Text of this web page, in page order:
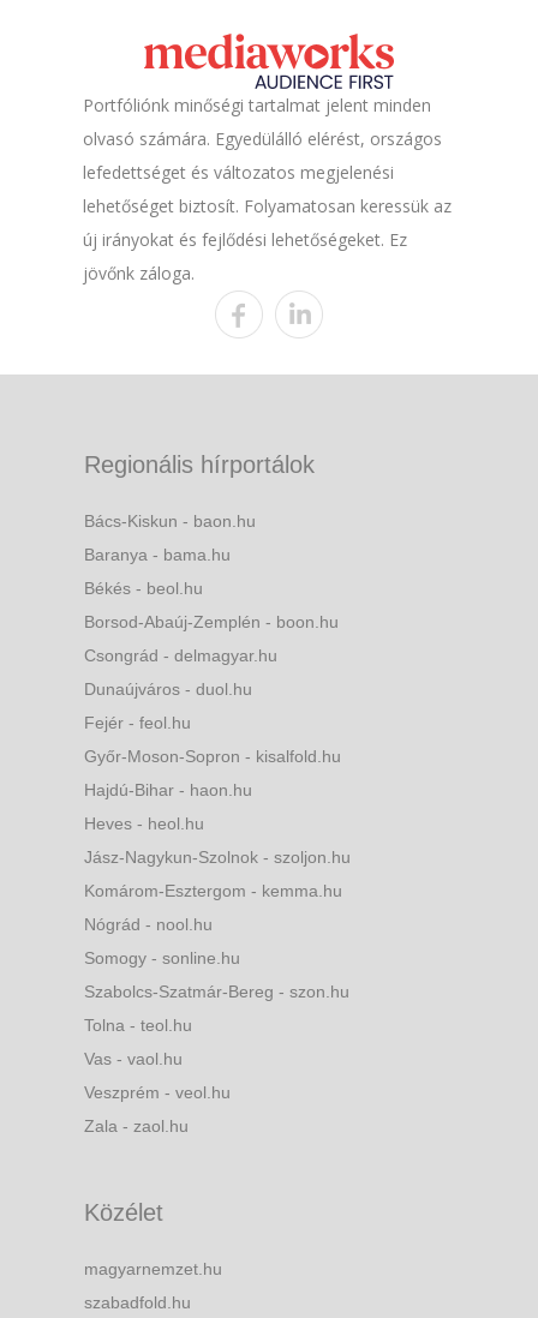
Portfóliónk minőségi tartalmat jelent minden
olvasó számára. Egyedülálló elérést, országos
lefedettséget és változatos megjelenési
lehetőséget biztosít. Folyamatosan keressük az
új irányokat és fejlődési lehetőségeket. Ez
jövőnk záloga.
Regionális hírportálok
Bács-Kiskun - baon.hu
Baranya - bama.hu
Békés - beol.hu
Borsod-Abaúj-Zemplén - boon.hu
Csongrád - delmagyar.hu
Dunaújváros - duol.hu
Fejér - feol.hu
Győr-Moson-Sopron - kisalfold.hu
Hajdú-Bihar - haon.hu
Heves - heol.hu
Jász-Nagykun-Szolnok - szoljon.hu
Komárom-Esztergom - kemma.hu
Nógrád - nool.hu
Somogy - sonline.hu
Szabolcs-Szatmár-Bereg - szon.hu
Tolna - teol.hu
Vas - vaol.hu
Veszprém - veol.hu
Zala - zaol.hu
Közélet
magyarnemzet.hu
szabadfold.hu